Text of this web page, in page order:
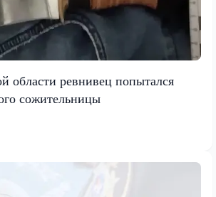
области ревнивец попытался
сожительницы